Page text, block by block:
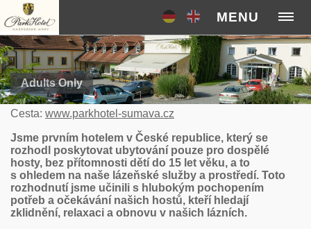
MENU
Adults Only
Cesta: www.parkhotel-sumava.cz
Jsme prvním hotelem v České republice, který se
rozhodl poskytovat ubytování pouze pro dospělé
hosty, bez přítomnosti dětí do 15 let věku, a to
s ohledem na naše lázeňské služby a prostředí. Toto
rozhodnutí jsme učinili s hlubokým pochopením
potřeb a očekávání našich hostů, kteří hledají
zklidnění, relaxaci a obnovu v našich lázních.